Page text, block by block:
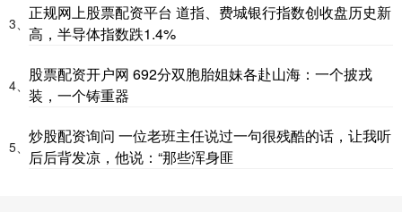
3、
正规网上股票配资平台 道指、费城银行指数创收盘历史新
高，半导体指数跌1.4%
4、
股票配资开户网 692分双胞胎姐妹各赴山海：一个披戎
装，一个铸重器
5、
炒股配资询问 一位老班主任说过一句很残酷的话，让我听
后后背发凉，他说：“那些浑身匪